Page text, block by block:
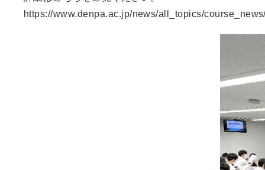
https://www.denpa.ac.jp/news/all_topics/